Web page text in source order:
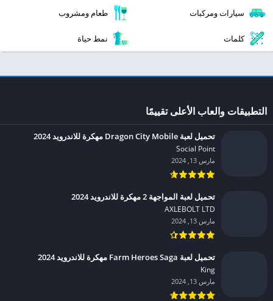
سيارات ومركبات طعام ومشروب
كلمات نمط حياة
التطبيقات والعاب الأعلى تقييمًا
تحميل لعبة Dragon City Mobile مهكرة للاندرويد 2024
Social Point‏
مارس 13, 2024
تحميل لعبة المواجهة 2 مهكرة للاندرويد 2024
AXLEBOLT LTD‏
مارس 13, 2024
تحميل لعبة Farm Heroes Saga مهكرة للاندرويد 2024
King‏
مارس 13, 2024